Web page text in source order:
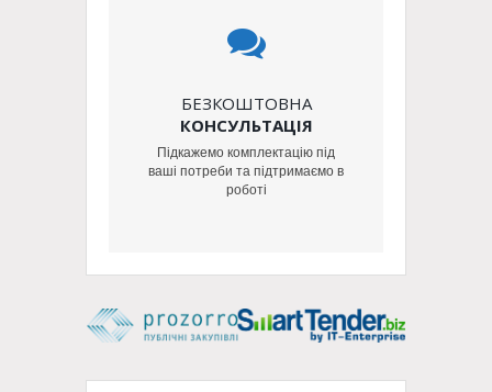
БЕЗКОШТОВНА
КОНСУЛЬТАЦІЯ
Підкажемо комплектацію під
ваші потреби та підтримаємо в
роботі